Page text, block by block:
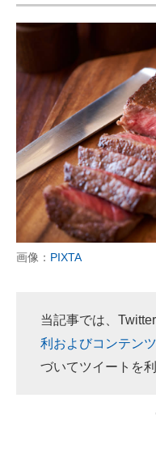
画像： PIXTA
当記事では、
利およびコンテン
づいてツイートを